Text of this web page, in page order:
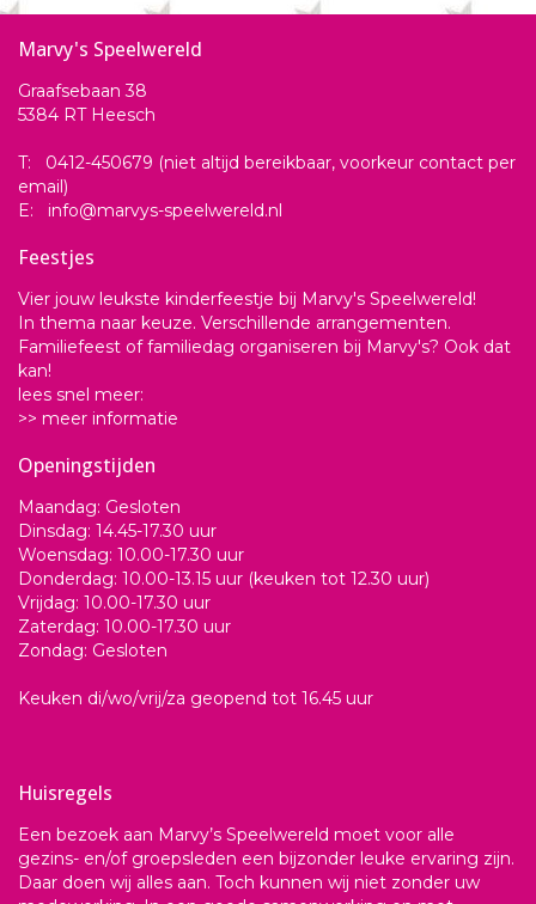
Marvy's Speelwereld
Graafsebaan 38
5384 RT Heesch
T: 0412-450679 (niet altijd bereikbaar, voorkeur contact per
email)
E: info@marvys-speelwereld.nl
Feestjes
Vier jouw leukste kinderfeestje bij Marvy's Speelwereld!
In thema naar keuze. Verschillende arrangementen.
Familiefeest of familiedag organiseren bij Marvy's? Ook dat
kan!
lees snel meer:
>> meer informatie
Openingstijden
Maandag: Gesloten
Dinsdag: 14.45-17.30 uur
Woensdag: 10.00-17.30 uur
Donderdag: 10.00-13.15 uur (keuken tot 12.30 uur)
Vrijdag: 10.00-17.30 uur
Zaterdag: 10.00-17.30 uur
Zondag: Gesloten
Keuken di/wo/vrij/za geopend tot 16.45 uur
Huisregels
Een bezoek aan Marvy’s Speelwereld moet voor alle
gezins- en/of groepsleden een bijzonder leuke ervaring zijn.
Daar doen wij alles aan. Toch kunnen wij niet zonder uw